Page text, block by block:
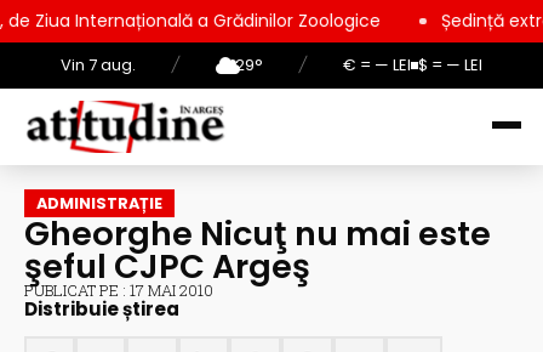
Vin 7 aug. / 29° / € = — LEI $ = — LEI
a Grădinilor Zoologice Ședință extraordinară la
ADMINISTRAȚIE
Gheorghe Nicuţ nu mai este
şeful CJPC Argeş
PUBLICAT PE : 17 MAI 2010
Distribuie știrea